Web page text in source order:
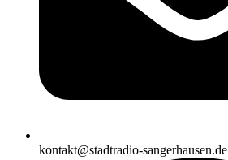
kontakt@stadtradio-sangerhausen.de